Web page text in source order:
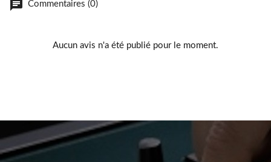
chat Commentaires (0)
Aucun avis n'a été publié pour le moment.